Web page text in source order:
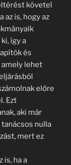
követel
az is, hogy az
így a
és
lehet
előre
Ezt
aki már
nulla
mert ez
is, ha a